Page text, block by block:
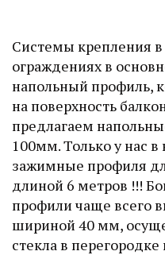
Системы крепления
ограждениях в
напольный профиль,
на поверхность
предлагаем
100мм. Только у нас
зажимные профиля
длиной 6 метров !!!
профили чаще всего
шириной 40 мм,
стекла в